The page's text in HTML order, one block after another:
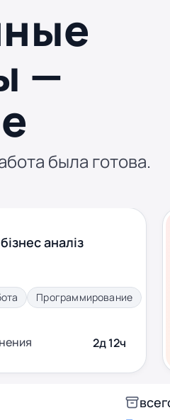
—
была готова.
аналіз
Программирование
2д 12ч